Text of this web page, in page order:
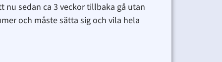
nu sedan ca 3 veckor tillbaka gå utan
och måste sätta sig och vila hela